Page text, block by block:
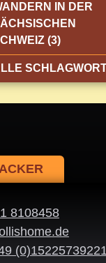
IN DER
(3)
8108458
(0)15225739221